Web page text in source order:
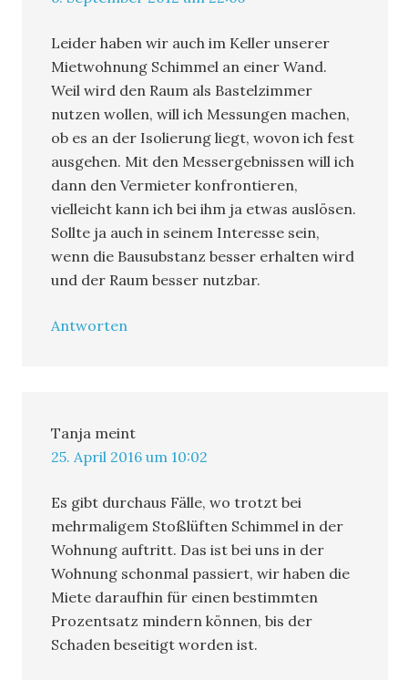
Leider haben wir auch im Keller unserer
Mietwohnung Schimmel an einer Wand.
Weil wird den Raum als Bastelzimmer
nutzen wollen, will ich Messungen machen,
ob es an der Isolierung liegt, wovon ich fest
ausgehen. Mit den Messergebnissen will ich
dann den Vermieter konfrontieren,
vielleicht kann ich bei ihm ja etwas auslösen.
Sollte ja auch in seinem Interesse sein,
wenn die Bausubstanz besser erhalten wird
und der Raum besser nutzbar.
Antworten
Tanja meint
25. April 2016 um 10:02
Es gibt durchaus Fälle, wo trotzt bei
mehrmaligem Stoßlüften Schimmel in der
Wohnung auftritt. Das ist bei uns in der
Wohnung schonmal passiert, wir haben die
Miete daraufhin für einen bestimmten
Prozentsatz mindern können, bis der
Schaden beseitigt worden ist.